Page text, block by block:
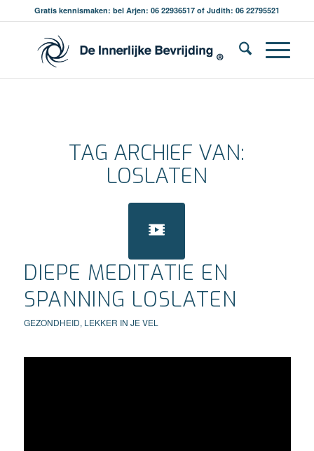
Gratis kennismaken: bel Arjen: 06 22936517 of Judith: 06 22795521
TAG ARCHIEF VAN:
LOSLATEN
DIEPE MEDITATIE EN
SPANNING LOSLATEN
GEZONDHEID, LEKKER IN JE VEL